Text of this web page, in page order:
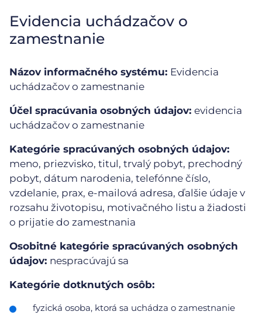
Evidencia uchádzačov o
zamestnanie
Názov informačného systému: Evidencia
uchádzačov o zamestnanie
Účel spracúvania osobných údajov: evidencia
uchádzačov o zamestnanie
Kategórie spracúvaných osobných údajov:
meno, priezvisko, titul, trvalý pobyt, prechodný
pobyt, dátum narodenia, telefónne číslo,
vzdelanie, prax, e-mailová adresa, ďalšie údaje v
rozsahu životopisu, motivačného listu a žiadosti
o prijatie do zamestnania
Osobitné kategórie spracúvaných osobných
údajov: nespracúvajú sa
Kategórie dotknutých osôb:
fyzická osoba, ktorá sa uchádza o zamestnanie